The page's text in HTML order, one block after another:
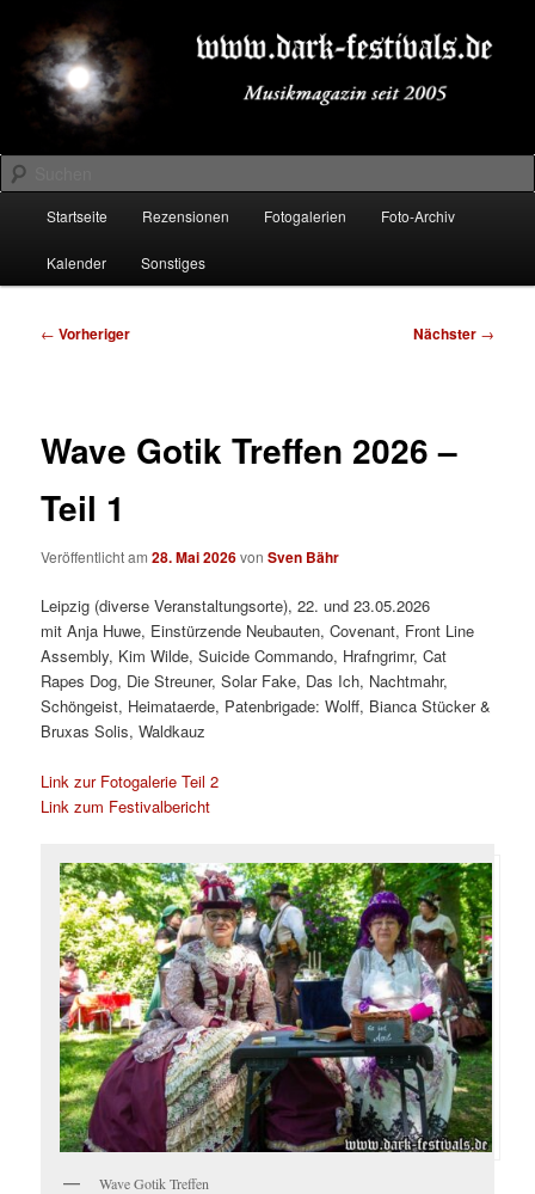
primären
Inhalt
springenDARK-FESTIVALS.DE
Suchen
Startseite Rezensionen Fotogalerien Foto-Archiv
Kalender Sonstiges
Beitragsnavigation
← Vorheriger Nächster →
Wave Gotik Treffen 2026 –
Teil 1
Veröffentlicht am28. Mai 2026vonSven Bähr
Leipzig (diverse Veranstaltungsorte), 22. und 23.05.2026
mit Anja Huwe, Einstürzende Neubauten, Covenant, Front Line
Assembly, Kim Wilde, Suicide Commando, Hrafngrimr, Cat
Rapes Dog, Die Streuner, Solar Fake, Das Ich, Nachtmahr,
Schöngeist, Heimataerde, Patenbrigade: Wolff, Bianca Stücker &
Bruxas Solis, Waldkauz
Link zur Fotogalerie Teil 2
Link zum Festivalbericht
Wave Gotik Treffen